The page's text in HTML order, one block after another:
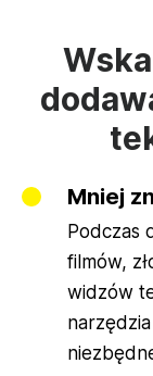
Mniej
Podczas
filmów,
widzów